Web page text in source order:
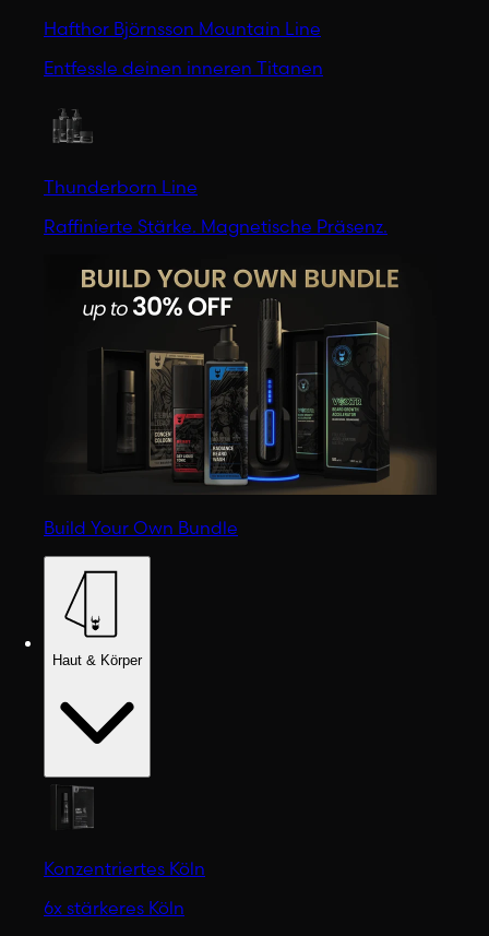
Hafthor Björnsson Mountain Line
Entfessle deinen inneren Titanen
Thunderborn Line
Raffinierte Stärke. Magnetische Präsenz.
Build Your Own Bundle
Haut & Körper
Konzentriertes Köln
6x stärkeres Köln